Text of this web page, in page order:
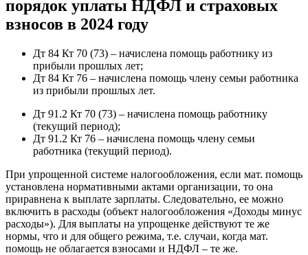
порядок уплаты НДФЛ и страховых
взносов в 2024 году
Дт 84 Кт 70 (73) – начислена помощь работнику из
прибыли прошлых лет;
Дт 84 Кт 76 – начислена помощь члену семьи работника
из прибыли прошлых лет.
Дт 91.2 Кт 70 (73) – начислена помощь работнику
(текущий период);
Дт 91.2 Кт 76 – начислена помощь члену семьи
работника (текущий период).
При упрощенной системе налогообложения, если мат. помощь
установлена нормативными актами организации, то она
приравнена к выплате зарплаты. Следовательно, ее можно
включить в расходы (объект налогообложения «Доходы минус
расходы»). Для выплаты на упрощенке действуют те же
нормы, что и для общего режима, т.е. случаи, когда мат.
помощь не облагается взносами и НДФЛ – те же.